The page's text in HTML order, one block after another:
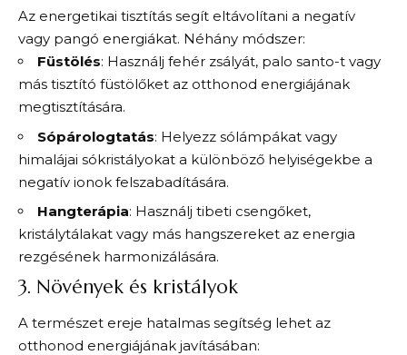
Az energetikai tisztítás segít eltávolítani a negatív
vagy pangó energiákat. Néhány módszer:
Füstölés: Használj fehér zsályát, palo santo-t vagy
más tisztító füstölőket az otthonod energiájának
megtisztítására.
Sópárologtatás: Helyezz sólámpákat vagy
himalájai sókristályokat a különböző helyiségekbe a
negatív ionok felszabadítására.
Hangterápia: Használj tibeti csengőket,
kristálytálakat vagy más hangszereket az energia
rezgésének harmonizálására.
3. Növények és kristályok
A természet ereje hatalmas segítség lehet az
otthonod energiájának javításában: